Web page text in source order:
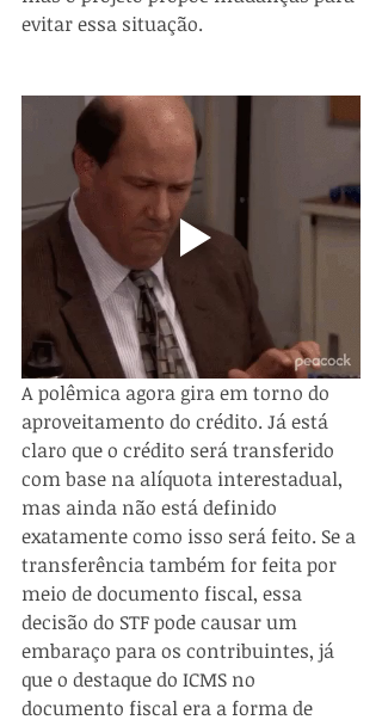
evitar essa situação.
A polêmica agora gira em torno do
aproveitamento do crédito. Já está
claro que o crédito será transferido
com base na alíquota interestadual,
mas ainda não está definido
exatamente como isso será feito. Se a
transferência também for feita por
meio de documento fiscal, essa
decisão do STF pode causar um
embaraço para os contribuintes, já
que o destaque do ICMS no
documento fiscal era a forma de